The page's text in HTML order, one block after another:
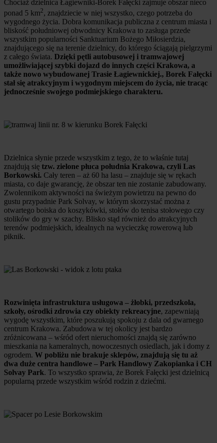
Chociaż dzielnica Łagiewniki-Borek Fałęcki zajmuje obszar nieco
ponad 5 km2, znajdziecie w niej wszystko, czego potrzeba do
wygodnego życia. Dobra komunikacja publiczna z centrum miasta i
bliskość południowej obwodnicy Krakowa to zasługa przede
wszystkim popularności Sanktuarium Bożego Miłosierdzia,
znajdującego się na terenie dzielnicy, do którego ściągają pielgrzymi
z całego świata. Dzięki pętli autobusowej i tramwajowej
umożliwiającej szybki dojazd do innych części Krakowa, a
także nowo wybudowanej Trasie Łagiewnickiej., Borek Fałęcki
stał się atrakcyjnym i wygodnym miejscem do życia, nie tracąc
jednocześnie swojego podmiejskiego charakteru.
Dzielnica słynie przede wszystkim z tego, że to właśnie tutaj
znajdują się tzw. zielone płuca południa Krakowa, czyli Las
Borkowski. Cały teren – aż 60 ha lasu – znajduje się w rękach
miasta, co daje gwarancję, że obszar ten nie zostanie zabudowany.
Zwolennikom aktywności na świeżym powietrzu na pewno do
gustu przypadnie Park Solvay, w którym skorzystać można z
otwartego boiska do koszykówki, stołów do tenisa stołowego czy
stolików do gry w szachy. Blisko stąd również do atrakcyjnych
terenów podmiejskich, idealnych na wycieczkę rowerową lub
piknik.
Rozwinięta infrastruktura usługowa – żłobki, przedszkola,
szkoły, ośrodki zdrowia czy obiekty rekreacyjne, zapewniają
wygodę wszystkim, które poszukują spokoju z dala od gwarnego
centrum Krakowa. Zabudowa w tej okolicy jest bardzo
zróżnicowana – wśród ofert nieruchomości znajdą się zarówno
mieszkania na kameralnych, nowoczesnych osiedlach, jak i domy z
ogrodem. W pobliżu nie brakuje sklepów, znajdują się tu aż
dwa duże centra handlowe – Park Handlowy Zakopianka i CH
Solvay Park. To wszystko sprawia, że Borek Fałęcki jest dzielnicą
popularną przede wszystkim wśród rodzin z dziećmi.